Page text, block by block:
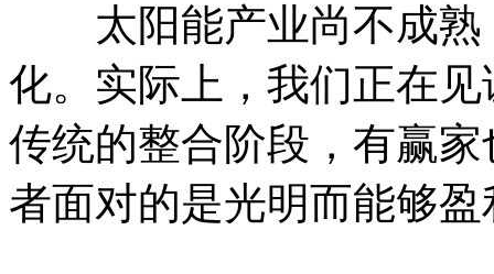
太阳能产业尚不成熟
化。实际上，我们正在
传统的整合阶段，有赢
者面对的是光明而能够